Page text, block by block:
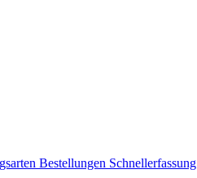
Bestellungen Schnellerfassung